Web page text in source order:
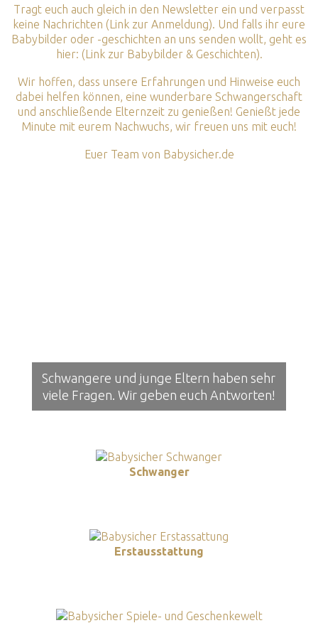
Tragt euch auch gleich in den Newsletter ein und verpasst
keine Nachrichten (Link zur Anmeldung). Und falls ihr eure
Babybilder oder -geschichten an uns senden wollt, geht es
hier: (Link zur Babybilder & Geschichten).
Wir hoffen, dass unsere Erfahrungen und Hinweise euch
dabei helfen können, eine wunderbare Schwangerschaft
und anschließende Elternzeit zu genießen! Genießt jede
Minute mit eurem Nachwuchs, wir freuen uns mit euch!
Euer Team von Babysicher.de
Schwangere und junge Eltern haben sehr
viele Fragen. Wir geben euch Antworten!
Schwanger
Erstausstattung